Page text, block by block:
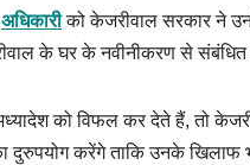
अधिकारीको केजरीवाल सरकार ने
के घर के नवीनीकरण से संबंधित
को विफल कर देते हैं, तो
दुरुपयोग करेंगे ताकि उनके खिलाफ